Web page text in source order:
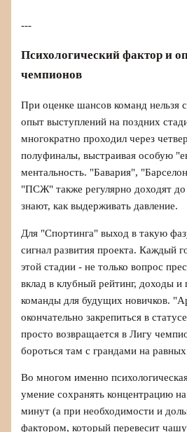
---
Психологический фактор и
чемпионов
При оценке шансов команд нельзя
опыт выступлений на поздних
многократно проходил через
полуфиналы, выстраивая особую
ментальность. "Бавария",
"ПСЖ" также регулярно доходят до
знают, как выдерживать давление.
Для "Спортинга" выход в такую
сигнал развития проекта. Каждый
этой стадии - не только вопрос
вклад в клубный рейтинг, доходы и
команды для будущих новичков.
окончательно закрепиться в
просто возвращается в Лигу
бороться там с грандами на
Во многом именно
умение сохранять концентрацию
минут (а при необходимости и
фактором, который перевесит